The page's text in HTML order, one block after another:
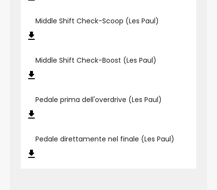
Middle Shift Check-Scoop (Les Paul)
Middle Shift Check-Boost (Les Paul)
Pedale prima dell'overdrive (Les Paul)
Pedale direttamente nel finale (Les Paul)